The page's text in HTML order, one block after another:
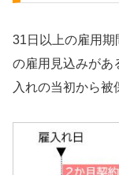
31日以上の雇用期
の雇用見込みがあ
入れの当初から被